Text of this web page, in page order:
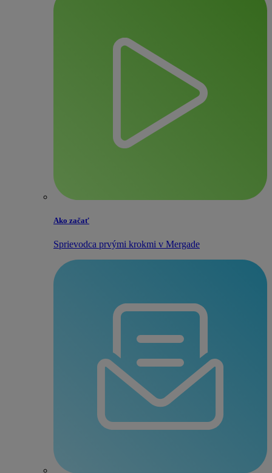
Ako začať
Sprievodca prvými krokmi v Mergade